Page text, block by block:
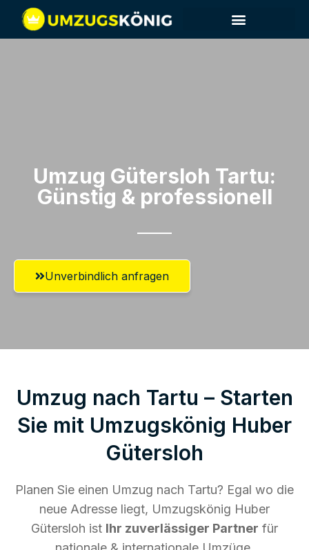
Umzug Gütersloh​ Tartu:
Günstig & professionell​
Unverbindlich anfragen
Umzug nach Tartu – Starten
Sie mit Umzugskönig Huber
Gütersloh
Planen Sie einen Umzug nach Tartu? Egal wo die
neue Adresse liegt, Umzugskönig Huber
Gütersloh ist Ihr zuverlässiger Partner für